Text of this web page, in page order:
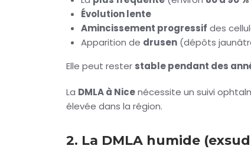
Évolution lente
Amincissement progressif des
Apparition de drusen (dépôts
Elle peut rester stable pendant des
La DMLA à Nicenécessite un suivi
élevée dans la région.
2. La DMLA humide